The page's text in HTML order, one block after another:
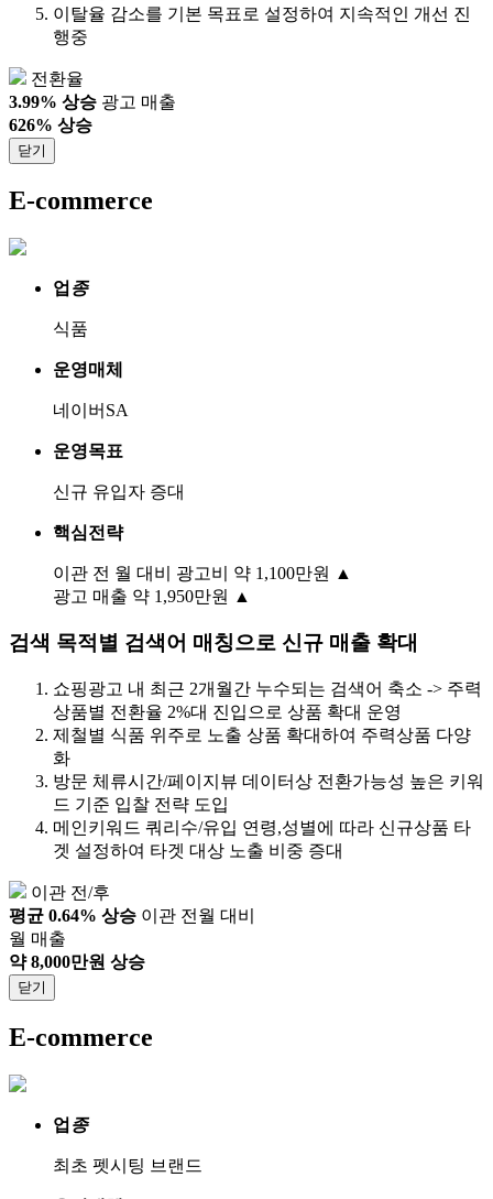
이탈율 감소를 기본 목표로 설정하여 지속적인 개선 진
행중
전환율
3.99% 상승 광고 매출
626% 상승
닫기
E-commerce
업 종
식품
운영매체
네이버SA
운영목표
신규 유입자 증대
핵심전략
이관 전 월 대비 광고비 약 1,100만원
▲
광고 매출 약 1,950만원
▲
검색 목적별 검색어 매칭으로 신규 매출 확대
쇼핑광고 내 최근 2개월간 누수되는 검색어 축소 -> 주력
상품별 전환율 2%대 진입으로 상품 확대 운영
제철별 식품 위주로 노출 상품 확대하여 주력상품 다양
화
방문 체류시간/페이지뷰 데이터상 전환가능성 높은 키워
드 기준 입찰 전략 도입
메인키워드 쿼리수/유입 연령,성별에 따라 신규상품 타
겟 설정하여 타겟 대상 노출 비중 증대
이관 전/후
평균 0.64% 상승 이관 전월 대비
월 매출
약 8,000만원 상승
닫기
E-commerce
업 종
최초 펫시팅 브랜드